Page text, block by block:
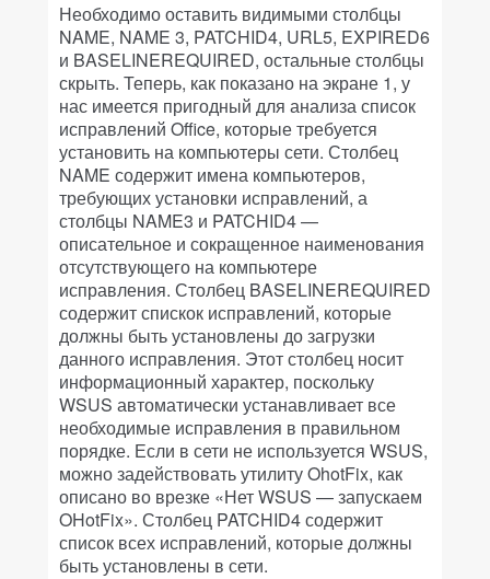
Необходимо оставить видимыми столбцы
NAME, NAME 3, PATCHID4, URL5, EXPIRED6
и BASELINEREQUIRED, остальные столбцы
скрыть. Теперь, как показано на экране 1, у
нас имеется пригодный для анализа список
исправлений Office, которые требуется
установить на компьютеры сети. Столбец
NAME содержит имена компьютеров,
требующих установки исправлений, а
столбцы NAME3 и PATCHID4 —
описательное и сокращенное наименования
отсутствующего на компьютере
исправления. Столбец BASELINEREQUIRED
содержит спискок исправлений, которые
должны быть установлены до загрузки
данного исправления. Этот столбец носит
информационный характер, поскольку
WSUS автоматически устанавливает все
необходимые исправления в правильном
порядке. Если в сети не используется WSUS,
можно задействовать утилиту OhotFix, как
описано во врезке «Нет WSUS — запускаем
OHotFix». Столбец PATCHID4 содержит
список всех исправлений, которые должны
быть установлены в сети.